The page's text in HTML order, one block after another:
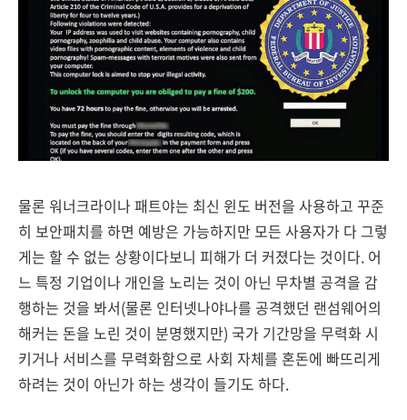
물론 워너크라이나 패트야는 최신 윈도 버전을 사용하고 꾸준
히 보안패치를 하면 예방은 가능하지만 모든 사용자가 다 그렇
게는 할 수 없는 상황이다보니 피해가 더 커졌다는 것이다. 어
느 특정 기업이나 개인을 노리는 것이 아닌 무차별 공격을 감
행하는 것을 봐서(물론 인터넷나야나를 공격했던 랜섬웨어의
해커는 돈을 노린 것이 분명했지만) 국가 기간망을 무력화 시
키거나 서비스를 무력화함으로 사회 자체를 혼돈에 빠뜨리게
하려는 것이 아닌가 하는 생각이 들기도 하다.